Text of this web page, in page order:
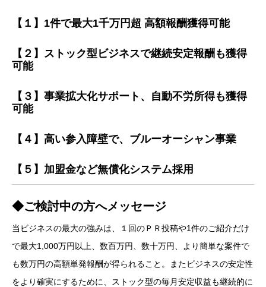
【１】1件で最大1千万円超 高額報酬獲得可能
【２】ストック型ビジネスで継続安定報酬も獲得
可能
【３】事業拡大化サポート、自動不労所得も獲得
可能
【４】高い参入障壁で、ブルーオーシャン事業
【５】加盟金など無償化システム採用
◆ご検討中の方へメッセージ
当ビジネスの最大の強みは、１回のＰＲ投稿や1件のご紹介だけ
で最大1,000万円以上、数百万円、数十万円、より簡単な案件で
も数万円の高額単発報酬が得られること。またビジネスの安定性
をより確実にするために、ストック型の毎月安定収益も継続的に